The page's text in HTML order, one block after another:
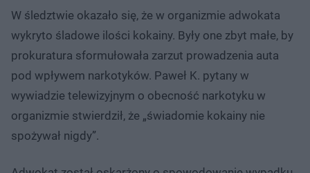
W śledztwie okazało się, że w organizmie adwokata
wykryto śladowe ilości kokainy. Były one zbyt małe, by
prokuratura sformułowała zarzut prowadzenia auta
pod wpływem narkotyków. Paweł K. pytany w
wywiadzie telewizyjnym o obecność narkotyku w
organizmie stwierdził, że „świadomie kokainy nie
spożywał nigdy”.